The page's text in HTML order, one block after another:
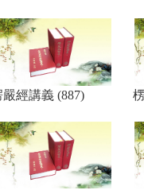
嚴經講義 (887)